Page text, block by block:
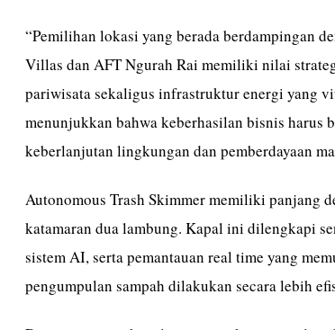
“Pemilihan lokasi yang berada berdampingan
Villas dan AFT Ngurah Rai memiliki nilai
pariwisata sekaligus infrastruktur energi yang
menunjukkan bahwa keberhasilan bisnis harus
keberlanjutan lingkungan dan pemberdayaan
Autonomous Trash Skimmer memiliki panjang
katamaran dua lambung. Kapal ini dilengkapi
sistem AI, serta pemantauan real time yang
pengumpulan sampah dilakukan secara lebih